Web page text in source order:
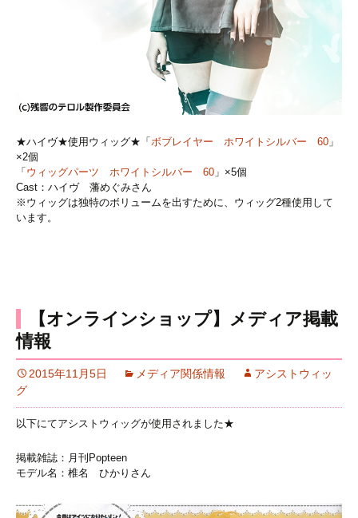
★ハイヴ★使用ウィッグ★「ボブレイヤー ホワイトシルバー 60 」
×2個
「ウィッグパーツ ホワイトシルバー 60 」×5個
Cast：ハイヴ 藩めぐみさん
※ウィッグは独特のボリュームを出すために、ウィッグ2種使用して
います。
【オンラインショップ】メディア掲載
情報
2015年11月5日 メディア関係情報
アシストウィッ
グ
以下にてアシストウィッグが使用されました★
掲載雑誌：月刊Popteen
モデル名：椎名 ひかりさん